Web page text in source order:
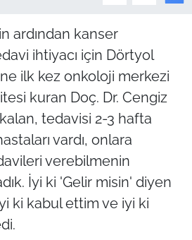
ardından kanser
ihtiyacı için Dörtyol
ilk kez onkoloji merkezi
kuran Doç. Dr. Cengiz
tedavisi 2-3 hafta
vardı, onlara
verebilmenin
İyi ki 'Gelir misin' diyen
ki kabul ettim ve iyi ki